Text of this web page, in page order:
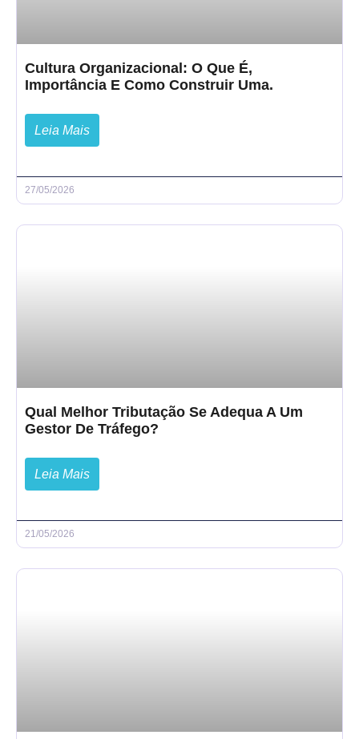
Cultura Organizacional: O Que É,
Importância E Como Construir Uma.
Leia Mais
27/05/2026
Qual Melhor Tributação Se Adequa A Um
Gestor De Tráfego?
Leia Mais
21/05/2026